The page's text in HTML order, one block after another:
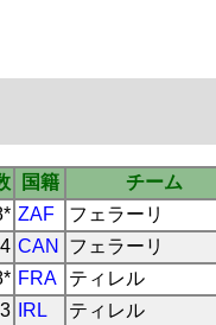
国籍
チーム
ZAF
フェラーリ
4 CAN
フェラーリ
FRA
ティレル
3 IRL
ティレル